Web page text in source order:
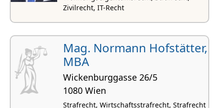
Zivilrecht, IT-Recht
Mag. Normann Hofstätter,
MBA
Wickenburggasse 26/5
1080 Wien
Strafrecht, Wirtschaftsstrafrecht, Strafrecht